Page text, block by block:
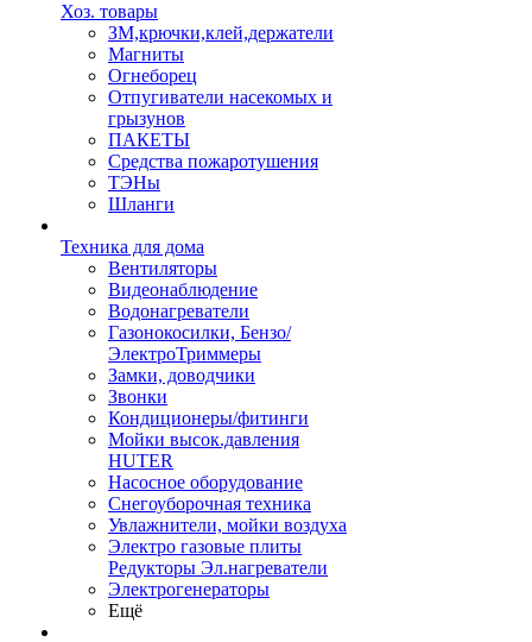
Хоз. товары
ЗМ,крючки,клей,держатели
Магниты
Огнеборец
Отпугиватели насекомых и
грызунов
ПАКЕТЫ
Средства пожаротушения
ТЭНы
Шланги
Техника для дома
Вентиляторы
Видеонаблюдение
Водонагреватели
Газонокосилки, Бензо/
ЭлектроТриммеры
Замки, доводчики
Звонки
Кондиционеры/фитинги
Мойки высок.давления
HUTER
Насосное оборудование
Снегоуборочная техника
Увлажнители, мойки воздуха
Электро газовые плиты
Редукторы Эл.нагреватели
Электрогенераторы
Ещё